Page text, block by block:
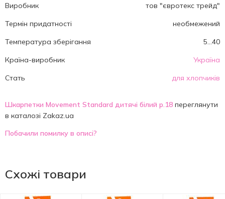
Виробник
тов "євротекс трейд"
Термін придатності
необмежений
Температура зберігання
5...40
Країна-виробник
Україна
Стать
для хлопчиків
Шкарпетки Movement Standard дитячі білий р.18 переглянути
в каталозі Zakaz.ua
Побачили помилку в описі?
Схожі товари